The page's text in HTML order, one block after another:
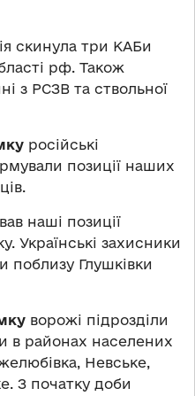
скинула три КАБи
рф. Також
з РСЗВ та ствольної
російські
позиції наших
наші позиції
Українські захисники
поблизу Глушківки
ворожі підрозділи
в районах населених
Невське,
З початку доби